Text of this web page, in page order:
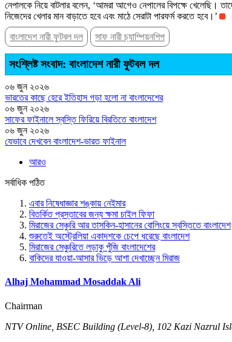
নেপালকে নিয়ে বাটলার বলেন, ‘আমরা আগেও নেপালের বিপক্ষে খেলেছি।
নিজেদের খেলার মান বাড়াতে হবে এবং মাঠে সেরাটা পারফর্ম করতে হবে।’
বাংলাদেশ নারী ফুটবল দল
সাফ নারী চ্যাম্পিয়নশিপ
সংশ্লিষ্ট সংবাদ: বাংলাদেশ নারী ফুটবল দল
০৬ জুন ২০২৬
ভারতের কাছে হেরে ইতিহাস গড়া হলো না বাংলাদেশের
০৬ জুন ২০২৬
সাফের ফাইনালে স্বস্তি ফিরিয়ে বিরতিতে বাংলাদেশ
০৬ জুন ২০২৬
যেভাবে দেখবেন বাংলাদেশ-ভারত ফাইনাল
আরও
সর্বাধিক পঠিত
এবার নিষেধাজ্ঞার শঙ্কায় নেইমার
বিতর্কিত প্রস্তাবের জন্য ক্ষমা চাইল ফিফা
মিরাজের সেঞ্চুরি আর তাসকিন-হাসানের বোলিংয়ে স্বস্তিতে বাংলাদেশ
শুরুতেই অস্ট্রেলিয়া একাদশকে চেপে ধরেছে বাংলাদেশ
মিরাজের সেঞ্চুরিতে লড়াকু পুঁজি বাংলাদেশের
বাকিদের যাওয়া-আসার ভিড়ে আশা দেখাচ্ছেন মিরাজ
Alhaj Mohammad Mosaddak Ali
Chairman
NTV Online, BSEC Building (Level-8), 102 Kazi Nazrul